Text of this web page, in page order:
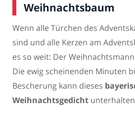
Weihnachtsbaum
Wenn alle Türchen des
sind und alle Kerzen am
es so weit: Der
Die ewig scheinenden Minuten
Bescherung kann dieses
Weihnachtsgedicht